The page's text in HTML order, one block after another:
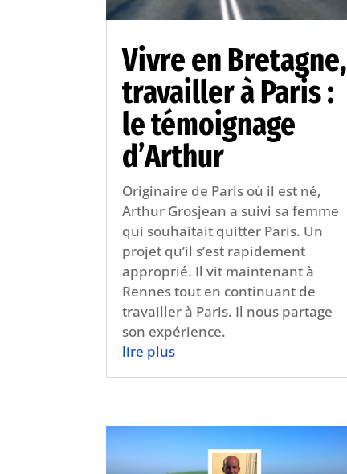
Vivre en Bretagne,
travailler à Paris :
le témoignage
d’Arthur
Originaire de Paris où il est né,
Arthur Grosjean a suivi sa femme
qui souhaitait quitter Paris. Un
projet qu’il s’est rapidement
approprié. Il vit maintenant à
Rennes tout en continuant de
travailler à Paris. Il nous partage
son expérience.
lire plus